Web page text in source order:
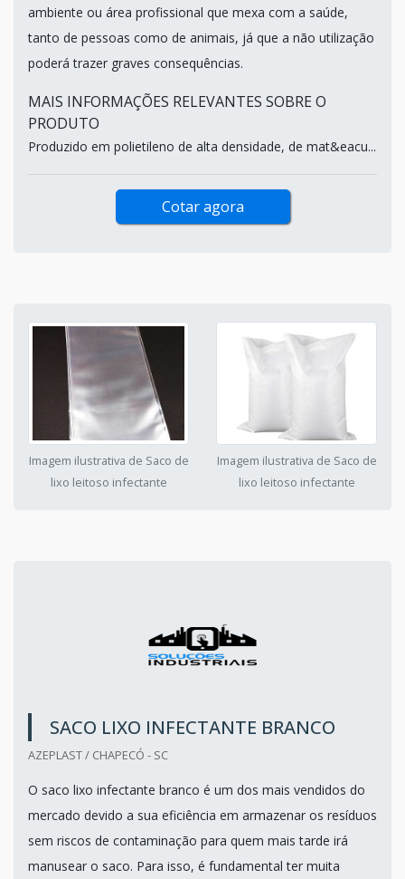
ambiente ou área profissional que mexa com a saúde,
tanto de pessoas como de animais, já que a não utilização
poderá trazer graves consequências.
MAIS INFORMAÇÕES RELEVANTES SOBRE O
PRODUTO
Produzido em polietileno de alta densidade, de mat&eacu...
Cotar agora
Imagem ilustrativa de Saco de
lixo leitoso infectante
Imagem ilustrativa de Saco de
lixo leitoso infectante
SACO LIXO INFECTANTE BRANCO
AZEPLAST / CHAPECÓ - SC
O saco lixo infectante branco é um dos mais vendidos do
mercado devido a sua eficiência em armazenar os resíduos
sem riscos de contaminação para quem mais tarde irá
manusear o saco. Para isso, é fundamental ter muita